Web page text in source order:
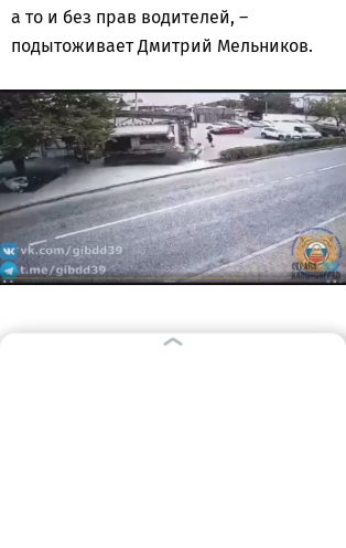
а то и без прав водителей, –
подытоживает Дмитрий Мельников.
Фото предоставлено региональным